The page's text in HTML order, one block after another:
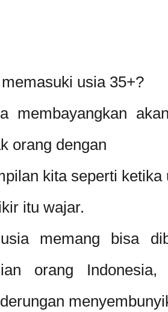
memasuki usia 35+?
membayangkan
orang dengan
kita seperti
itu wajar.
memang bisa
orang